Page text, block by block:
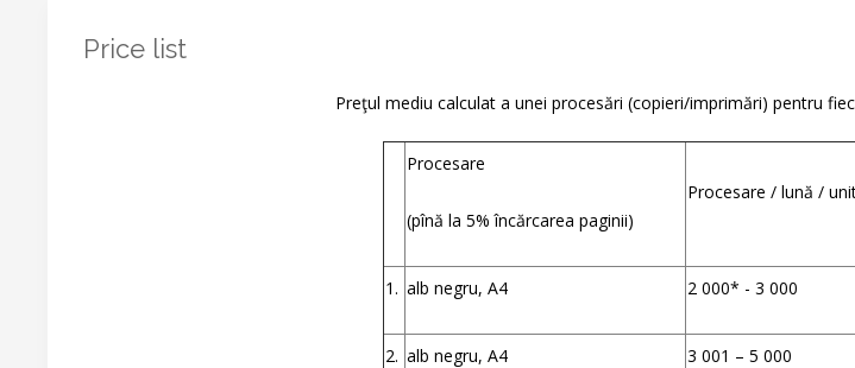
Price list
Preţul mediu calculat a unei procesări (copieri/imprimări) pentru
Procesare
(pînă la 5% încărcarea paginii)
Procesare / lună /
1. alb negru, А4 2 000* - 3 000
2. alb negru, А4 3 001 – 5 000